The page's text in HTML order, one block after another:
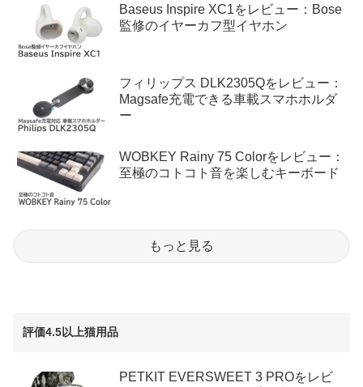
Baseus Inspire XC1をレビュー：Bose
監修のイヤーカフ型イヤホン
フィリップス DLK2305Qをレビュー：
Magsafe充電できる車載スマホホルダ
ー
WOBKEY Rainy 75 Colorをレビュー：
至極のコトコト音を楽しむキーボード
もっと見る
評価4.5以上猫用品
PETKIT EVERSWEET 3 PROをレビ